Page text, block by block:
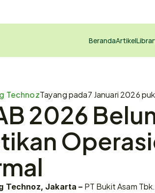
BerandaArtikel
TechnozTayang pada7 Januari 2026
2026
Technoz, Jakarta – PT Bukit Asam